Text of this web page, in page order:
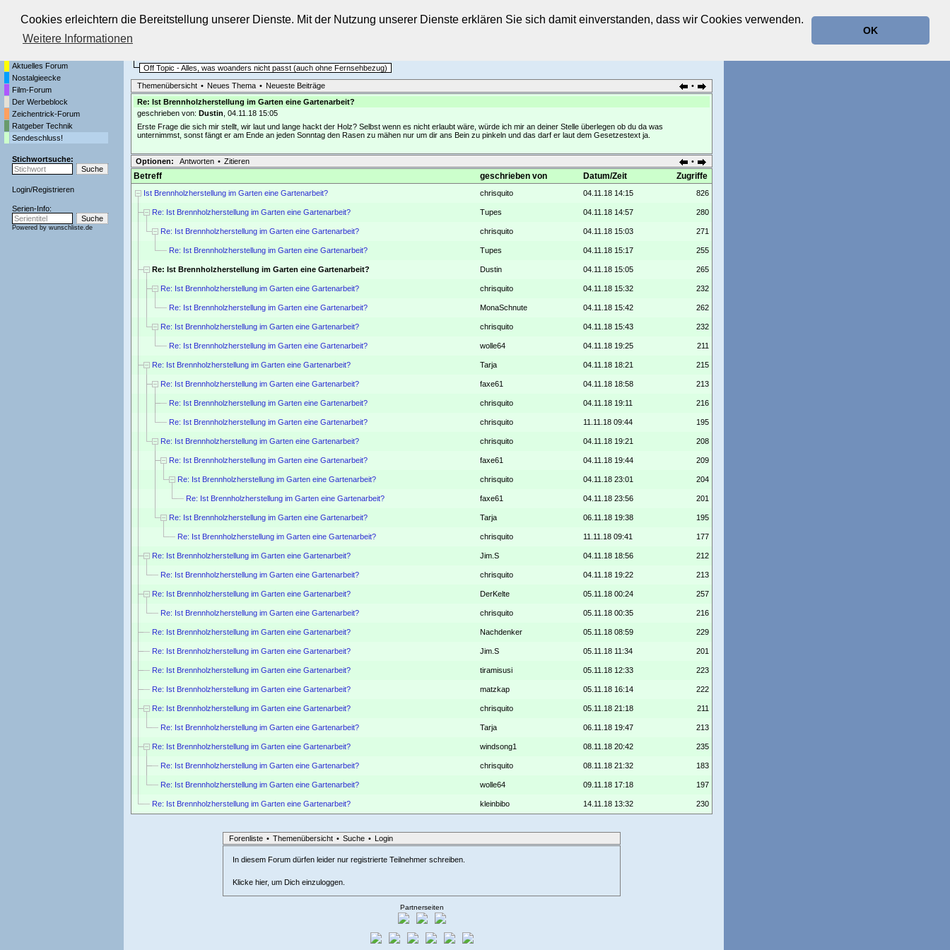
Cookies erleichtern die Bereitstellung unserer Dienste. Mit der Nutzung unserer Dienste erklären Sie sich damit einverstanden, dass wir Cookies verwenden.
Weitere Informationen
OK
Die Fernseh-Diskussionsforen von
Aktuelles Forum
Nostalgieecke
Film-Forum
Der Werbeblock
Zeichentrick-Forum
Ratgeber Technik
Sendeschluss!
Stichwortsuche:
Login/Registrieren
Serien-Info:
Powered by wunschliste.de
Off Topic - Alles, was woanders nicht passt (auch ohne Fernsehbezug)
Themenübersicht • Neues Thema • Neueste Beiträge
•
Re: Ist Brennholzherstellung im Garten eine Gartenarbeit?
geschrieben von: Dustin, 04.11.18 15:05
Erste Frage die sich mir stellt, wir laut und lange hackt der Holz? Selbst wenn es nicht erlaubt wäre, würde ich mir an deiner Stelle überlegen ob du da was
unternimmst, sonst fängt er am Ende an jeden Sonntag den Rasen zu mähen nur um dir ans Bein zu pinkeln und das darf er laut dem Gesetzestext ja.
•
Optionen: Antworten • Zitieren
Betreff geschrieben von Datum/Zeit Zugriffe
Ist Brennholzherstellung im Garten eine Gartenarbeit? chrisquito 04.11.18 14:15 826
Re: Ist Brennholzherstellung im Garten eine Gartenarbeit? Tupes 04.11.18 14:57 280
Re: Ist Brennholzherstellung im Garten eine Gartenarbeit? chrisquito 04.11.18 15:03 271
Re: Ist Brennholzherstellung im Garten eine Gartenarbeit? Tupes 04.11.18 15:17 255
Re: Ist Brennholzherstellung im Garten eine Gartenarbeit? Dustin 04.11.18 15:05 265
Re: Ist Brennholzherstellung im Garten eine Gartenarbeit? chrisquito 04.11.18 15:32 232
Re: Ist Brennholzherstellung im Garten eine Gartenarbeit? MonaSchnute 04.11.18 15:42 262
Re: Ist Brennholzherstellung im Garten eine Gartenarbeit? chrisquito 04.11.18 15:43 232
Re: Ist Brennholzherstellung im Garten eine Gartenarbeit? wolle64 04.11.18 19:25 211
Re: Ist Brennholzherstellung im Garten eine Gartenarbeit? Tarja 04.11.18 18:21 215
Re: Ist Brennholzherstellung im Garten eine Gartenarbeit? faxe61 04.11.18 18:58 213
Re: Ist Brennholzherstellung im Garten eine Gartenarbeit? chrisquito 04.11.18 19:11 216
Re: Ist Brennholzherstellung im Garten eine Gartenarbeit? chrisquito 11.11.18 09:44 195
Re: Ist Brennholzherstellung im Garten eine Gartenarbeit? chrisquito 04.11.18 19:21 208
Re: Ist Brennholzherstellung im Garten eine Gartenarbeit? faxe61 04.11.18 19:44 209
Re: Ist Brennholzherstellung im Garten eine Gartenarbeit? chrisquito 04.11.18 23:01 204
Re: Ist Brennholzherstellung im Garten eine Gartenarbeit? faxe61 04.11.18 23:56 201
Re: Ist Brennholzherstellung im Garten eine Gartenarbeit? Tarja 06.11.18 19:38 195
Re: Ist Brennholzherstellung im Garten eine Gartenarbeit? chrisquito 11.11.18 09:41 177
Re: Ist Brennholzherstellung im Garten eine Gartenarbeit? Jim.S 04.11.18 18:56 212
Re: Ist Brennholzherstellung im Garten eine Gartenarbeit? chrisquito 04.11.18 19:22 213
Re: Ist Brennholzherstellung im Garten eine Gartenarbeit? DerKelte 05.11.18 00:24 257
Re: Ist Brennholzherstellung im Garten eine Gartenarbeit? chrisquito 05.11.18 00:35 216
Re: Ist Brennholzherstellung im Garten eine Gartenarbeit? Nachdenker 05.11.18 08:59 229
Re: Ist Brennholzherstellung im Garten eine Gartenarbeit? Jim.S 05.11.18 11:34 201
Re: Ist Brennholzherstellung im Garten eine Gartenarbeit? tiramisusi 05.11.18 12:33 223
Re: Ist Brennholzherstellung im Garten eine Gartenarbeit? matzkap 05.11.18 16:14 222
Re: Ist Brennholzherstellung im Garten eine Gartenarbeit? chrisquito 05.11.18 21:18 211
Re: Ist Brennholzherstellung im Garten eine Gartenarbeit? Tarja 06.11.18 19:47 213
Re: Ist Brennholzherstellung im Garten eine Gartenarbeit? windsong1 08.11.18 20:42 235
Re: Ist Brennholzherstellung im Garten eine Gartenarbeit? chrisquito 08.11.18 21:32 183
Re: Ist Brennholzherstellung im Garten eine Gartenarbeit? wolle64 09.11.18 17:18 197
Re: Ist Brennholzherstellung im Garten eine Gartenarbeit? kleinbibo 14.11.18 13:32 230
Forenliste • Themenübersicht • Suche • Login
In diesem Forum dürfen leider nur registrierte Teilnehmer schreiben.
Klicke hier, um Dich einzuloggen.
Partnerseiten